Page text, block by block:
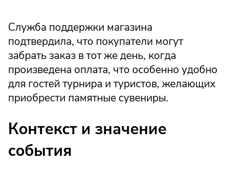
Служба поддержки магазина
подтвердила, что покупатели могут
забрать заказ в тот же день, когда
произведена оплата, что особенно удобно
для гостей турнира и туристов, желающих
приобрести памятные сувениры.
Контекст и значение
события